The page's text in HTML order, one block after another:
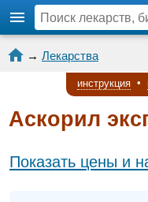
→ Лекарства
инструкция •
Аскорил
Показать цены и